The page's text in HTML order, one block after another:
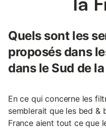
Quels sont les
proposés dans
dans le Sud de
En ce qui concerne les
semblerait que les bed &
France aient tout ce que